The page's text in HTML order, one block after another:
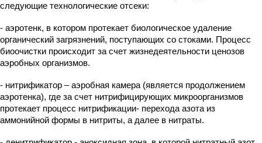
следующие технологические отсеки:
- аэротенк, в котором протекает биологическое удаление
органический загрязнений, поступающих со стоками. Процесс
биоочистки происходит за счет жизнедеятельности ценозов
аэробных организмов.
- нитрификатор – аэробная камера (является продолжением
аэротенка), где за счет нитрифицирующих микроорганизмов
протекает процесс нитрификации- перехода азота из
аммонийной формы в нитриты, а далее в нитраты.